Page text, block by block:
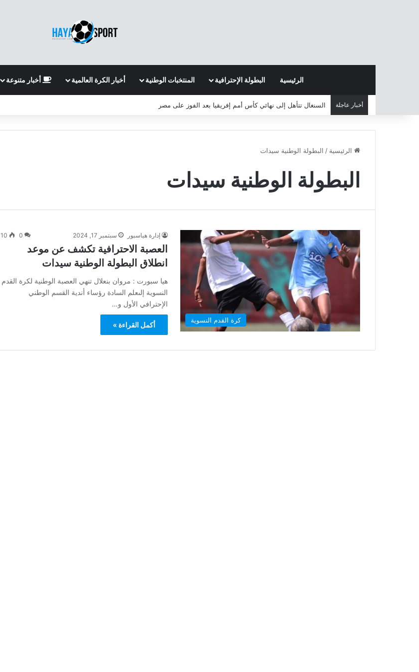
الرئيسية البطولة الإحترافية المنتخبات الوطنية أخبار الكرة العالمية أخبار متنوعة
أخبار عاجلة السنغال تتأهل إلى نهائي كأس أمم إفريقيا بعد الفوز على مصر
الرئيسية / البطولة الوطنية سيدات
البطولة الوطنية سيدات
كرة القدم النسوية
إدارة هياسبور سبتمبر 17, 2024 0
10
العصبة الاحترافية تكشف عن موعد
انطلاق البطولة الوطنية سيدات
هيا سبورت : مروان بنعلال ‎تنهي العصبة الوطنية لكرة القدم
النسوية إلى‎علم السادة رؤساء أندية القسم الوطني
الإحترافي الأول و…
أكمل القراءة »